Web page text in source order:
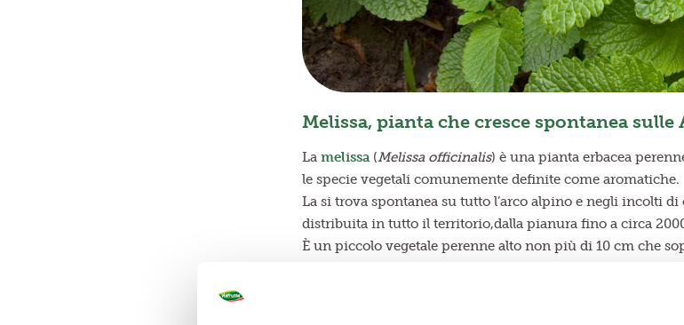
Melissa, pianta che cresce spontanea sulle
La melissa (Melissa officinalis) è una pianta erbacea
le specie vegetali comunemente definite come aromatiche.
La si trova spontanea su tutto l’arco alpino e negli incolti
distribuita in tutto il territorio,dalla pianura fino a circa
È un piccolo vegetale perenne alto non più di 10 cm che
Riconoscere la melissa è abbastanza semplice, perché
piccole foglie leggermente pelose, simili a quelle